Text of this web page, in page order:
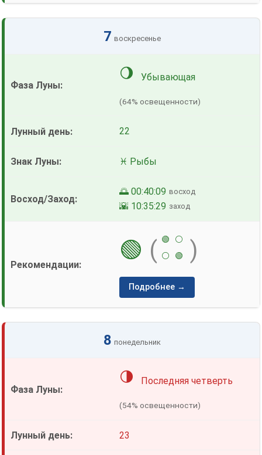
7 воскресенье
🌖 Убывающая
(64% освещенности)
22
♓ Рыбы
🌅 00:40:09 восход
🌇 10:35:29 заход
🟢 ( 🟢
⚪
⚪
🟢 )
Подробнее →
8 понедельник
🌗 Последняя четверть
(54% освещенности)
23